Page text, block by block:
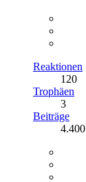
Reaktionen
120
Trophäen
3
Beiträge
4.400